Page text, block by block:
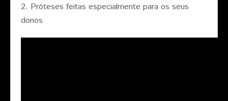
2. Próteses feitas especialmente para os seus
donos